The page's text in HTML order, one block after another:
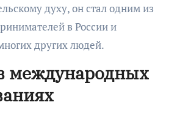
духу, он стал одним из
в России и
других людей.
международных